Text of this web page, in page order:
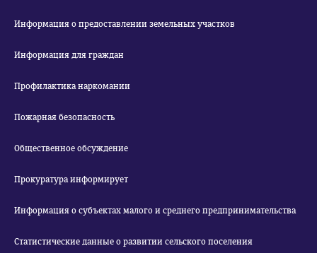
Информация о предоставлении земельных участков
Информация для граждан
Профилактика наркомании
Пожарная безопасность
Общественное обсуждение
Прокуратура информирует
Информация о субъектах малого и среднего предпринимательства
Статистические данные о развитии сельского поселения